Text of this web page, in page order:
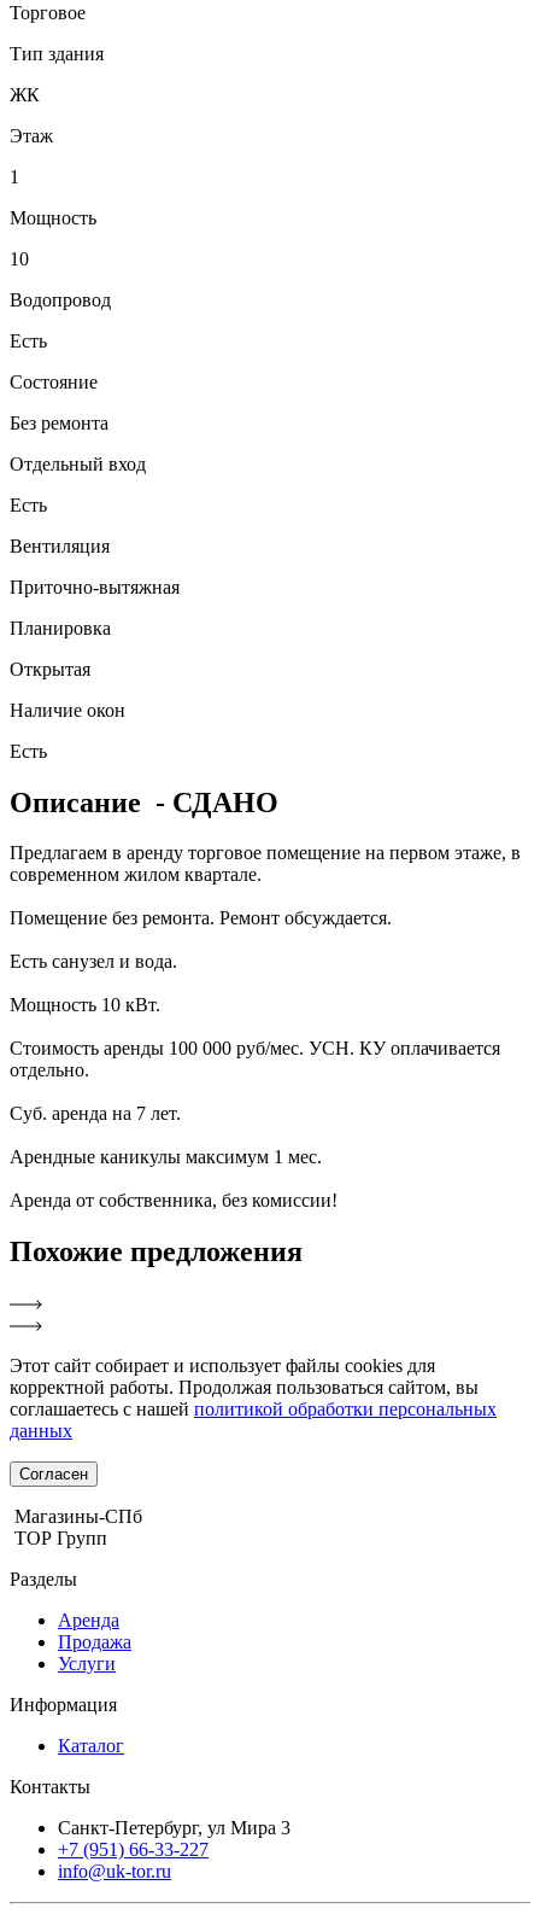
Торговое
Тип здания
ЖК
Этаж
1
Мощность
10
Водопровод
Есть
Состояние
Без ремонта
Отдельный вход
Есть
Вентиляция
Приточно-вытяжная
Планировка
Открытая
Наличие окон
Есть
Описание - СДАНО
Предлагаем в аренду торговое помещение на первом этаже, в
современном жилом квартале.
Помещение без ремонта. Ремонт обсуждается.
Есть санузел и вода.
Мощность 10 кВт.
Стоимость аренды 100 000 руб/мес. УСН. КУ оплачивается
отдельно.
Суб. аренда на 7 лет.
Арендные каникулы максимум 1 мес.
Аренда от собственника, без комиссии!
Похожие предложения
Этот сайт собирает и использует файлы cookies для
корректной работы. Продолжая пользоваться сайтом, вы
соглашаетесь с нашей политикой обработки персональных
данных
Согласен
Магазины-СПб
ТОР Групп
Разделы
Аренда
Продажа
Услуги
Информация
Каталог
Контакты
Санкт-Петербург, ул Мира 3
+7 (951) 66-33-227
info@uk-tor.ru